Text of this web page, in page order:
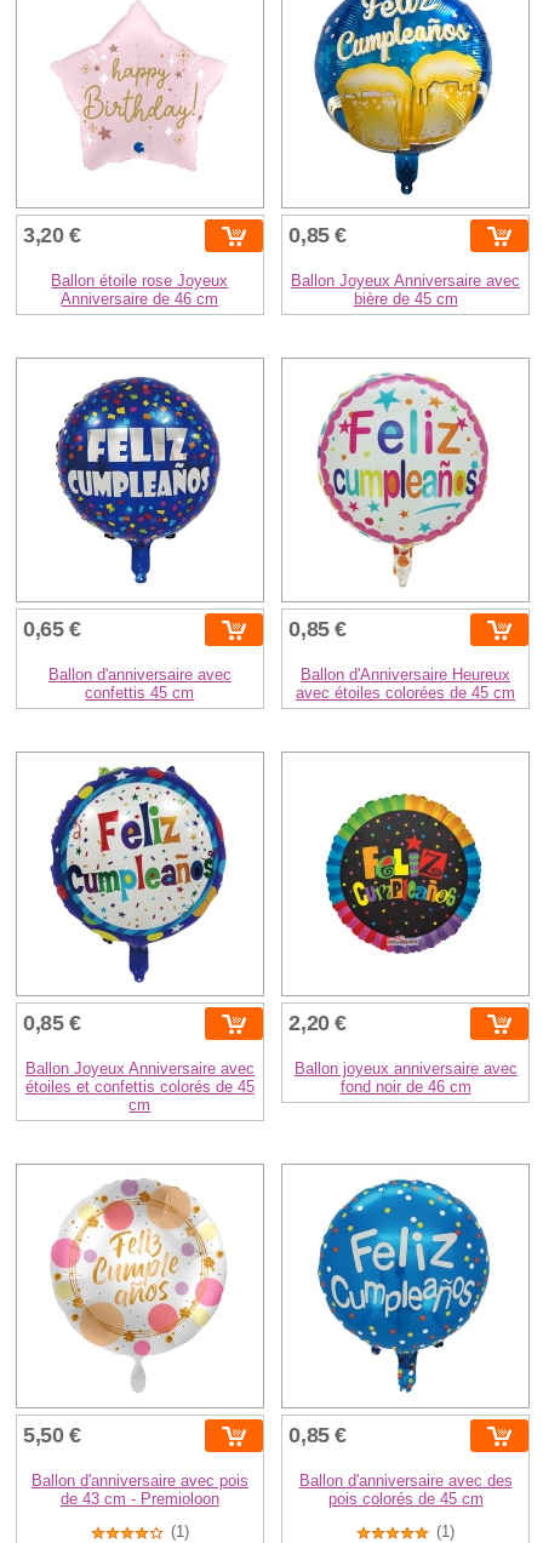
3,20 €
Ballon étoile rose Joyeux
Anniversaire de 46 cm
0,85 €
Ballon Joyeux Anniversaire avec
bière de 45 cm
0,65 €
Ballon d'anniversaire avec
confettis 45 cm
0,85 €
Ballon d'Anniversaire Heureux
avec étoiles colorées de 45 cm
0,85 €
Ballon Joyeux Anniversaire avec
étoiles et confettis colorés de 45
cm
2,20 €
Ballon joyeux anniversaire avec
fond noir de 46 cm
5,50 €
Ballon d'anniversaire avec pois
de 43 cm - Premioloon
(1)
0,85 €
Ballon d'anniversaire avec des
pois colorés de 45 cm
(1)